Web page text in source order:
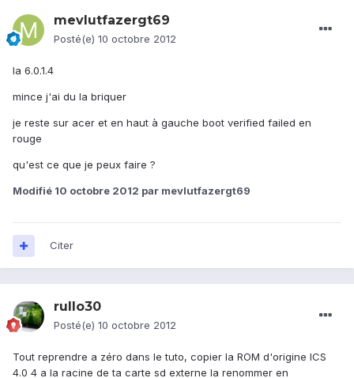
mevlutfazergt69
Posté(e) 10 octobre 2012
la 6.0.1.4
mince j'ai du la briquer
je reste sur acer et en haut à gauche boot verified failed en
rouge
qu'est ce que je peux faire ?
Modifié 10 octobre 2012 par mevlutfazergt69
Citer
rullo30
Posté(e) 10 octobre 2012
Tout reprendre a zéro dans le tuto, copier la ROM d'origine ICS
4.0 4 a la racine de ta carte sd externe la renommer en